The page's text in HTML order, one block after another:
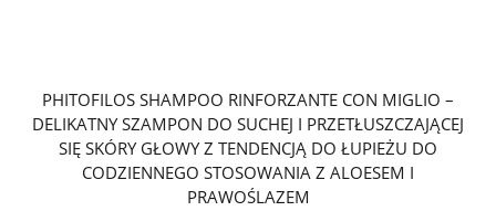
PHITOFILOS SHAMPOO RINFORZANTE CON MIGLIO –
DELIKATNY SZAMPON DO SUCHEJ I PRZETŁUSZCZAJĄCEJ
SIĘ SKÓRY GŁOWY Z TENDENCJĄ DO ŁUPIEŻU DO
CODZIENNEGO STOSOWANIA Z ALOESEM I
PRAWOŚLAZEM